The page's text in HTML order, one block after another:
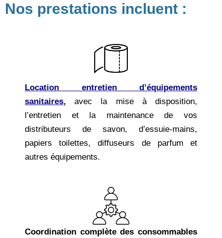
Nos prestations incluent :
Location entretien d’équipements
sanitaires,avec la mise à disposition,
l’entretien et la maintenance de vos
distributeurs de savon, d’essuie-mains,
papiers toilettes, diffuseurs de parfum et
autres équipements.
Coordination complète des consommables